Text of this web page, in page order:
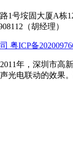
1号垵固大厦A栋
（胡经理）
粤ICP备
年，深圳市高
光电联动的效果